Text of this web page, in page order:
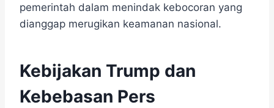
pemerintah dalam menindak kebocoran yang
dianggap merugikan keamanan nasional.
Kebijakan Trump dan
Kebebasan Pers